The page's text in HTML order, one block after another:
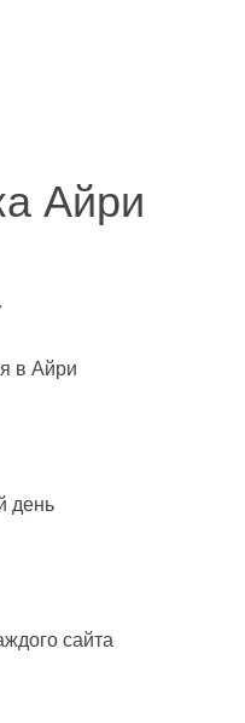
Айри
в Айри
день
сайта